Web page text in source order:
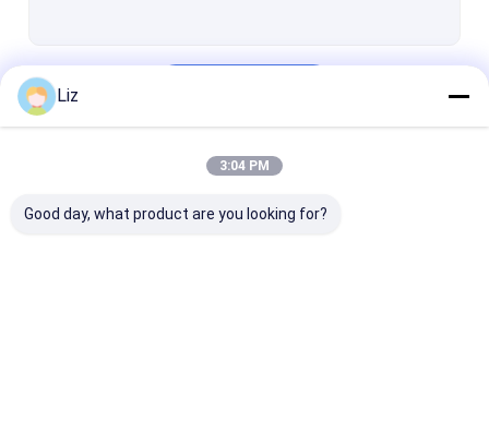
Recinzione AOA
Liz
3:04 PM
Good day, what product are you looking for?